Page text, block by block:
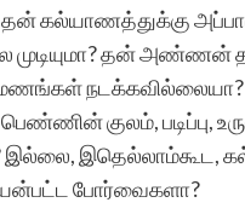
கல்யாணத்துக்கு
முடியுமா? தன் அண்ணன்
குலம், படிப்பு,
இல்லை, இதெல்லாம்கூட,
போர்வைகளா?